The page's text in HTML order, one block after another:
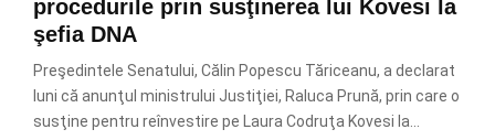
procedurile prin susţinerea lui Kovesi la
şefia DNA
Preşedintele Senatului, Călin Popescu Tăriceanu, a declarat
luni că anunţul ministrului Justiţiei, Raluca Prună, prin care o
susţine pentru reînvestire pe Laura Codruţa Kovesi la...